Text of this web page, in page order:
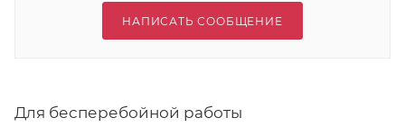
НАПИСАТЬ СООБЩЕНИЕ
Для бесперебойной работы